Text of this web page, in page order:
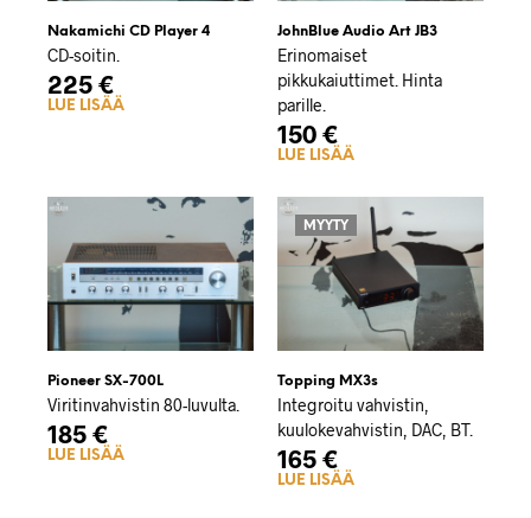
Nakamichi CD Player 4
CD-soitin.
225 €
LUE LISÄÄ
JohnBlue Audio Art JB3
Erinomaiset
pikkukaiuttimet. Hinta
parille.
150 €
LUE LISÄÄ
Pioneer SX-700L
Viritinvahvistin 80-luvulta.
185 €
LUE LISÄÄ
MYYTY
Topping MX3s
Integroitu vahvistin,
kuulokevahvistin, DAC, BT.
165 €
LUE LISÄÄ